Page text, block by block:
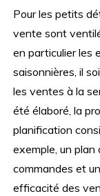
Pour les petits
vente sont
en particulier les
saisonnières, il
les ventes à la
été élaboré, la
planification
exemple, un
commandes et
efficacité des